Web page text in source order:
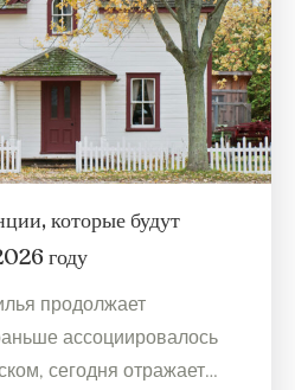
которые будут
году
продолжает
ассоциировалось
сегодня отражает